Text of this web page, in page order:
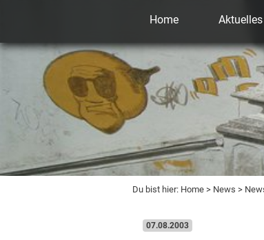
Home Aktuelles
Du bist hier: Home > News >
07.08.2003